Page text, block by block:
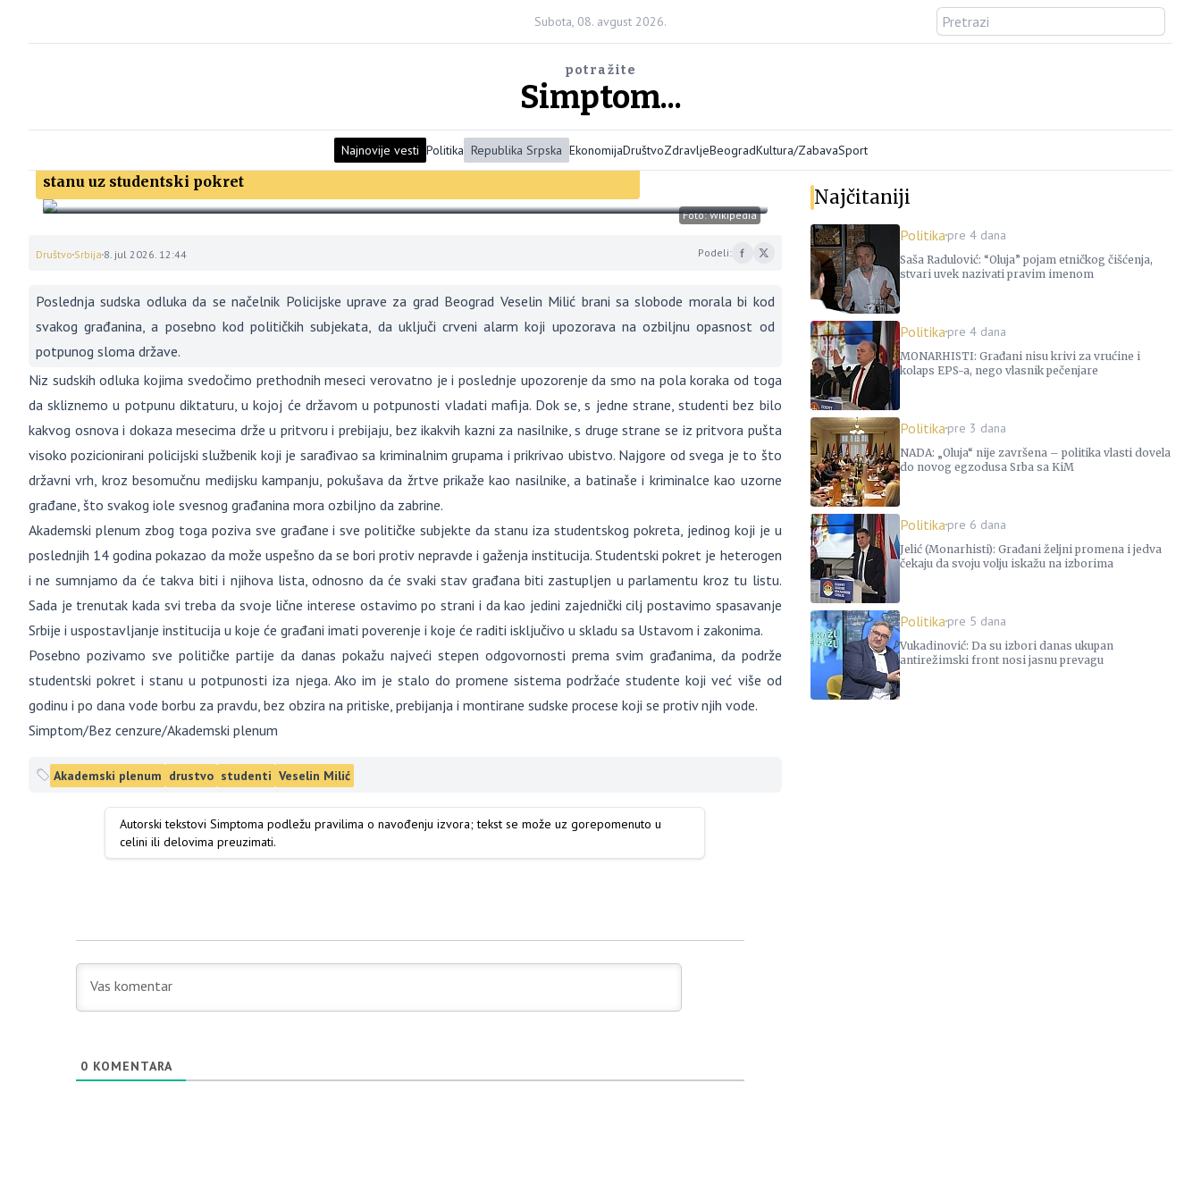
Subota, 08. avgust 2026.
potražite
Simptom...
Najnovije vesti Politika Republika Srpska EkonomijaDruštvoZdravljeBeogradKultura/ZabavaSport
Foto: Wikipedia
Akademski plenum: Puštanje Milića na slobodu – crveni alarm svima da
stanu uz studentski pokret
Društvo Srbija 8. jul 2026. 12:44 Podeli:
Poslednja sudska odluka da se načelnik Policijske uprave za grad Beograd Veselin Milić brani sa slobode morala bi kod
svakog građanina, a posebno kod političkih subjekata, da uključi crveni alarm koji upozorava na ozbiljnu opasnost od
potpunog sloma države.
Niz sudskih odluka kojima svedočimo prethodnih meseci verovatno je i poslednje upozorenje da smo na pola koraka od toga
da skliznemo u potpunu diktaturu, u kojoj će državom u potpunosti vladati mafija. Dok se, s jedne strane, studenti bez bilo
kakvog osnova i dokaza mesecima drže u pritvoru i prebijaju, bez ikakvih kazni za nasilnike, s druge strane se iz pritvora pušta
visoko pozicionirani policijski službenik koji je sarađivao sa kriminalnim grupama i prikrivao ubistvo. Najgore od svega je to što
državni vrh, kroz besomučnu medijsku kampanju, pokušava da žrtve prikaže kao nasilnike, a batinaše i kriminalce kao uzorne
građane, što svakog iole svesnog građanina mora ozbiljno da zabrine.
Akademski plenum zbog toga poziva sve građane i sve političke subjekte da stanu iza studentskog pokreta, jedinog koji je u
poslednjih 14 godina pokazao da može uspešno da se bori protiv nepravde i gaženja institucija. Studentski pokret je heterogen
i ne sumnjamo da će takva biti i njihova lista, odnosno da će svaki stav građana biti zastupljen u parlamentu kroz tu listu.
Sada je trenutak kada svi treba da svoje lične interese ostavimo po strani i da kao jedini zajednički cilj postavimo spasavanje
Srbije i uspostavljanje institucija u koje će građani imati poverenje i koje će raditi isključivo u skladu sa Ustavom i zakonima.
Posebno pozivamo sve političke partije da danas pokažu najveći stepen odgovornosti prema svim građanima, da podrže
studentski pokret i stanu u potpunosti iza njega. Ako im je stalo do promene sistema podržaće studente koji već više od
godinu i po dana vode borbu za pravdu, bez obzira na pritiske, prebijanja i montirane sudske procese koji se protiv njih vode.
Simptom/Bez cenzure/Akademski plenum
Akademski plenum drustvo studenti Veselin Milić
Autorski tekstovi Simptoma podležu pravilima o navođenju izvora; tekst se može uz gorepomenuto u
celini ili delovima preuzimati.
Najčitaniji
Politikapre 4 dana
Saša Radulović: “Oluja” pojam etničkog čišćenja,
stvari uvek nazivati pravim imenom
Politikapre 4 dana
MONARHISTI: Građani nisu krivi za vrućine i
kolaps EPS-a, nego vlasnik pečenjare
Politikapre 3 dana
NADA: „Oluja“ nije završena – politika vlasti dovela
do novog egzodusa Srba sa KiM
Politikapre 6 dana
Jelić (Monarhisti): Građani željni promena i jedva
čekaju da svoju volju iskažu na izborima
Politikapre 5 dana
Vukadinović: Da su izbori danas ukupan
antirežimski front nosi jasnu prevagu
0 KOMENTARA